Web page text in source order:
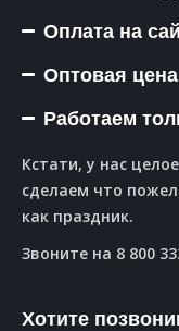
Оплата на
Оптовая
Работаем
Кстати, у нас
сделаем что
как праздник.
Звоните на 8 800
Хотите